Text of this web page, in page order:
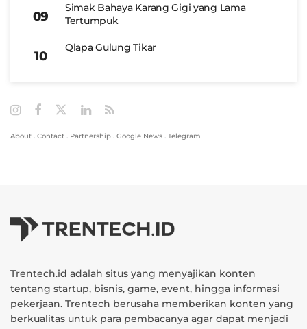
Simak Bahaya Karang Gigi yang Lama
Tertumpuk
Qlapa Gulung Tikar
About . Contact . Partnership . Google News . Telegram
Trentech.id adalah situs yang menyajikan konten
tentang startup, bisnis, game, event, hingga informasi
pekerjaan. Trentech berusaha memberikan konten yang
berkualitas untuk para pembacanya agar dapat menjadi